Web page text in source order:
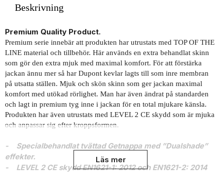
Beskrivning
Premium Quality Product.
Premium serie innebär att produkten har utrustats med TOP OF THE
LINE material och tillbehör. Här används en extra behandlat skinn
som gör den extra mjuk med maximal komfort. För att förstärka
jackan ännu mer så har Dupont kevlar lagts till som inre membran
på utsatta ställen. Mjuk och skön skinn som ger jackan maximal
komfort med utökad rörlighet. Man har även ändrat på standarden
och lagt in premium tyg inne i jackan för en total mjukare känsla.
Produkten har även utrustats med LEVEL 2 CE skydd som är mjuka
och anpassar sig efter kroppsformen.
- Specialbehandlat tvättad Getnappa med ”Dualshade”
effekter.
- LEVEL 2 CE skydd EN1621-1: 2012 och EN1621-2: 2014
Läs mer